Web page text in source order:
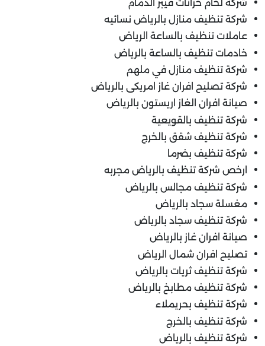
شركة لحام خزانات فيبر الدمام
شركة تنظيف منازل بالرياض نسائيه
عاملات تنظيف بالساعة الرياض
خادمات تنظيف بالساعة بالرياض
شركة تنظيف منازل في ملهم
شركة تصليح افران غاز امريكى بالرياض
صيانة افران الغاز اريستون بالرياض
شركة تنظيف بالقويعية
شركة تنظيف شقق بالخرج
شركة تنظيف بضرما
ارخص شركة تنظيف بالرياض مجربه
شركة تنظيف مجالس بالرياض
مغسلة سجاد بالرياض
شركة تنظيف سجاد بالرياض
صيانة افران غاز بالرياض
تصليح افران شمال الرياض
شركة تنظيف ثريات بالرياض
شركة تنظيف مطابخ بالرياض
شركة تنظيف بحريملاء
شركة تنظيف بالخرج
شركة تنظيف بالرياض